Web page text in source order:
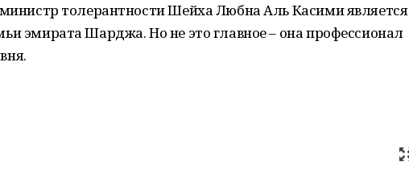
толерантности Шейха Любна Аль Касими является
эмирата Шарджа. Но не это главное – она профессионал